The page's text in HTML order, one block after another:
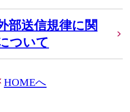
部送信規律に関
ついて
HOMEへ